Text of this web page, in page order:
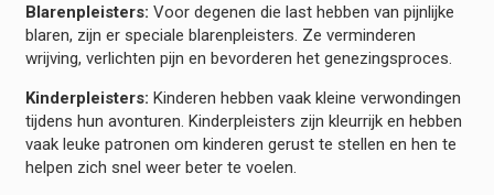
Blarenpleisters: Voor degenen die last hebben van pijnlijke
blaren, zijn er speciale blarenpleisters. Ze verminderen
wrijving, verlichten pijn en bevorderen het genezingsproces.
Kinderpleisters: Kinderen hebben vaak kleine verwondingen
tijdens hun avonturen. Kinderpleisters zijn kleurrijk en hebben
vaak leuke patronen om kinderen gerust te stellen en hen te
helpen zich snel weer beter te voelen.